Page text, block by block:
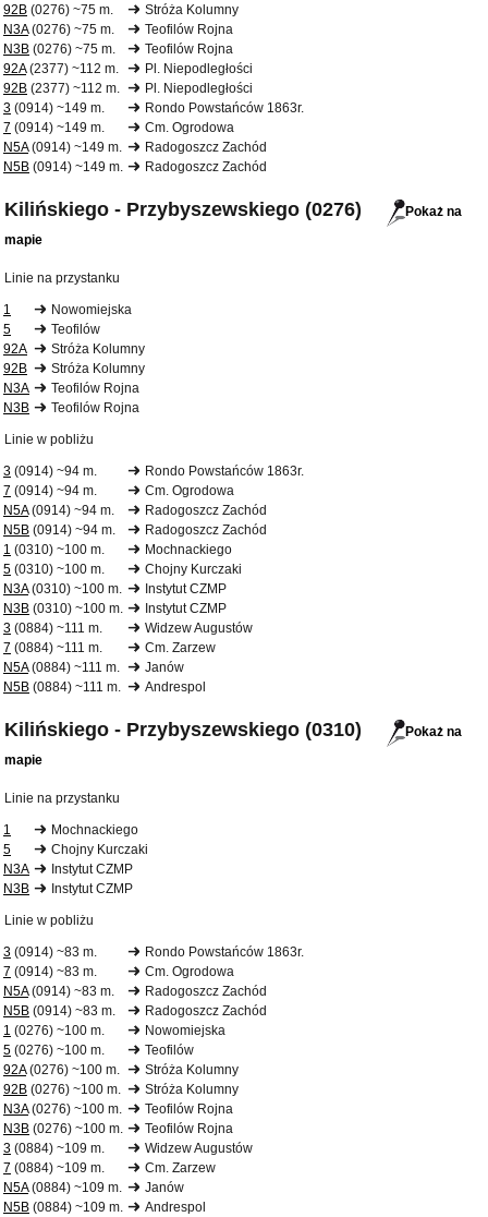
92B (0276) ~75 m.
Stróża Kolumny
N3A(0276) ~75 m.
Teofilów Rojna
N3B (0276) ~75 m.
Teofilów Rojna
92A(2377) ~112 m.
Pl. Niepodległości
92B (2377) ~112 m.
Pl. Niepodległości
3 (0914) ~149 m.
Rondo Powstańców 1863r.
7 (0914) ~149 m.
Cm. Ogrodowa
N5A(0914) ~149 m.
Radogoszcz Zachód
N5B (0914) ~149 m. Radogoszcz Zachód
Kilińskiego - Przybyszewskiego (0276)
Pokaż na
mapie
Linie na przystanku
1
Nowomiejska
5
Teofilów
92A
Stróża Kolumny
92B
Stróża Kolumny
N3A
Teofilów Rojna
N3B
Teofilów Rojna
Linie w pobliżu
3 (0914) ~94 m.
Rondo Powstańców 1863r.
7 (0914) ~94 m.
Cm. Ogrodowa
N5A(0914) ~94 m.
Radogoszcz Zachód
N5B (0914) ~94 m.
Radogoszcz Zachód
1 (0310) ~100 m.
Mochnackiego
5 (0310) ~100 m.
Chojny Kurczaki
N3A(0310) ~100 m.
Instytut CZMP
N3B (0310) ~100 m.
Instytut CZMP
3 (0884) ~111 m.
Widzew Augustów
7 (0884) ~111 m.
Cm. Zarzew
N5A(0884) ~111 m.
Janów
N5B (0884) ~111 m. Andrespol
Kilińskiego - Przybyszewskiego (0310)
Pokaż na
mapie
Linie na przystanku
1
Mochnackiego
5
Chojny Kurczaki
N3A
Instytut CZMP
N3B
Instytut CZMP
Linie w pobliżu
3 (0914) ~83 m.
Rondo Powstańców 1863r.
7 (0914) ~83 m.
Cm. Ogrodowa
N5A(0914) ~83 m.
Radogoszcz Zachód
N5B (0914) ~83 m.
Radogoszcz Zachód
1 (0276) ~100 m.
Nowomiejska
5 (0276) ~100 m.
Teofilów
92A(0276) ~100 m.
Stróża Kolumny
92B (0276) ~100 m.
Stróża Kolumny
N3A(0276) ~100 m.
Teofilów Rojna
N3B (0276) ~100 m.
Teofilów Rojna
3 (0884) ~109 m.
Widzew Augustów
7 (0884) ~109 m.
Cm. Zarzew
N5A(0884) ~109 m.
Janów
N5B (0884) ~109 m. Andrespol